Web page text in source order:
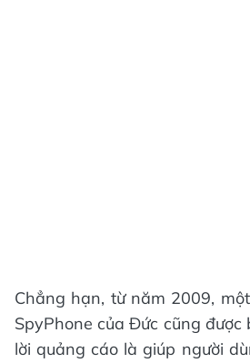
Chẳng hạn, từ năm 2009,
SpyPhone của Đức cũng được
lời quảng cáo là giúp người